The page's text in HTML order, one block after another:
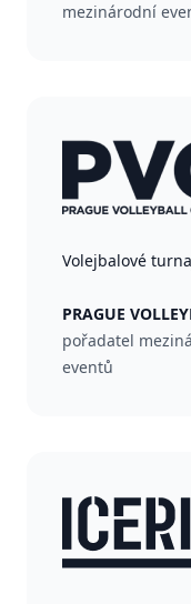
mezinárodní
Volejbalové
PRAGUE
pořadatel
eventů